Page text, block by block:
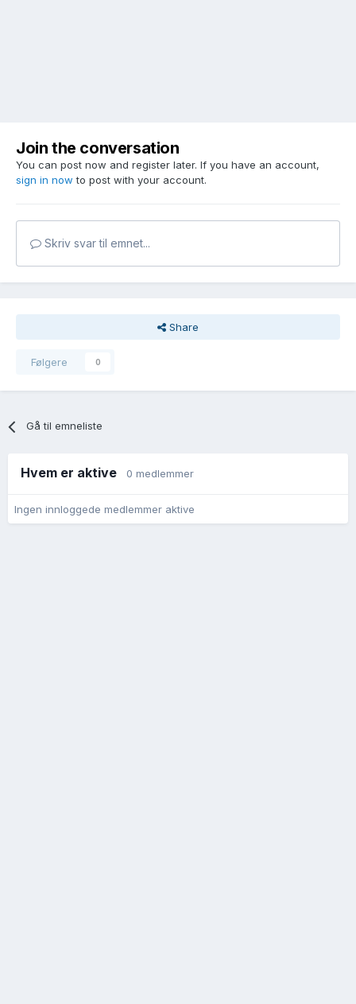
Join the conversation
You can post now and register later. If you have an account,
sign in now to post with your account.
Skriv svar til emnet...
Share
Følgere 0
Gå til emneliste
Hvem er aktive 0 medlemmer
Ingen innloggede medlemmer aktive